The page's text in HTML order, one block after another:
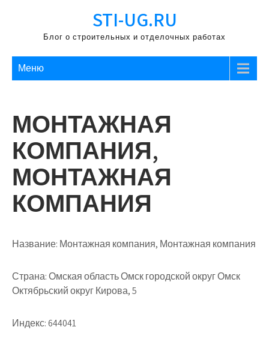
содержимому
STI-UG.RU
Блог о строительных и отделочных работах
Меню
МОНТАЖНАЯ
КОМПАНИЯ,
МОНТАЖНАЯ
КОМПАНИЯ
Название: Монтажная компания, Монтажная компания
Страна:Омская область Омск городской округ Омск
Октябрьский округ Кирова, 5
Индекс:644041